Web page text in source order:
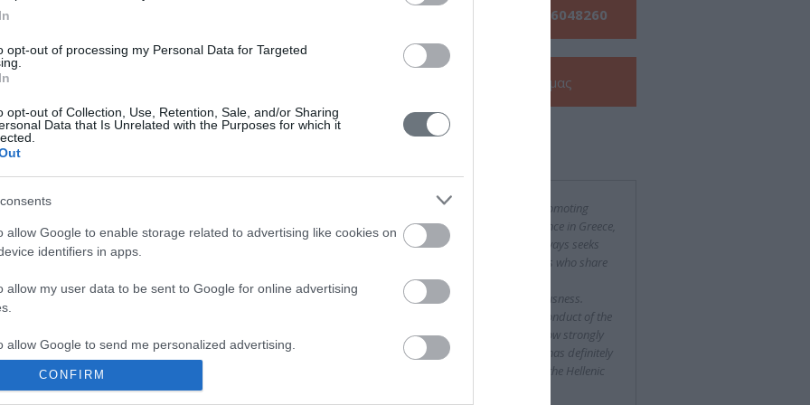
opt-out of processing my Personal Data for Targeted
opt-out of Collection, Use, Retention, Sale, and/or Sharing
Data that Is Unrelated with the Purposes for which it
allow Google to enable storage related to advertising like cookies on
identifiers in apps.
allow my user data to be sent to Google for online advertising
allow Google to send me personalized advertising.
allow Google to enable storage related to analytics like cookies on
CONFIRM
της
Αποστολή ενημερωτικών ηλεκτρονικών
-
τη
χάρτη
και
Εικαστικός σχεδιασμός και παραγωγή του
έντυπου υλικού του συνεδρίου, μεταφορά
συνεδριακού υλικού στο συνεδριακό κέντρο και
συνολική διαχείρισή του...
210 6048260
μας
"In the context of its activity in promoting
further education in medical science in Greece,
the Hellenic Endocrine Society always seeks
competent and qualified partners who share
our views and do their job with
professionalism and conscientiousness.
Following the organization and conduct of the
abovementioned Congress, we now strongly
believe that Free Spirit company has definitely
constituted one such partner for the Hellenic